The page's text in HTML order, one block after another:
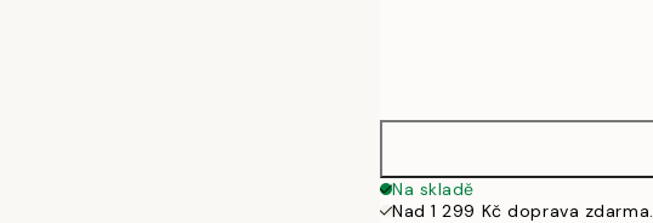
Na skladě
Nad 1 299 Kč doprava zdarma.